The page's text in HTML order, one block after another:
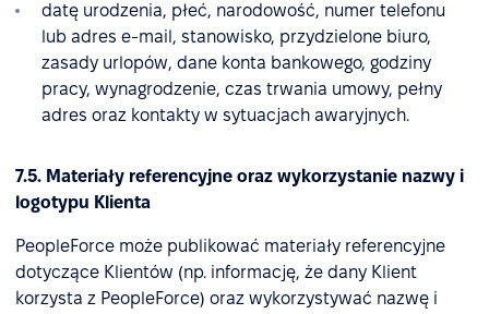
datę urodzenia, płeć, narodowość, numer telefonu
lub adres e-mail, stanowisko, przydzielone biuro,
zasady urlopów, dane konta bankowego, godziny
pracy, wynagrodzenie, czas trwania umowy, pełny
adres oraz kontakty w sytuacjach awaryjnych.
7.5. Materiały referencyjne oraz wykorzystanie nazwy i
logotypu Klienta
PeopleForce może publikować materiały referencyjne
dotyczące Klientów (np. informację, że dany Klient
korzysta z PeopleForce) oraz wykorzystywać nazwę i